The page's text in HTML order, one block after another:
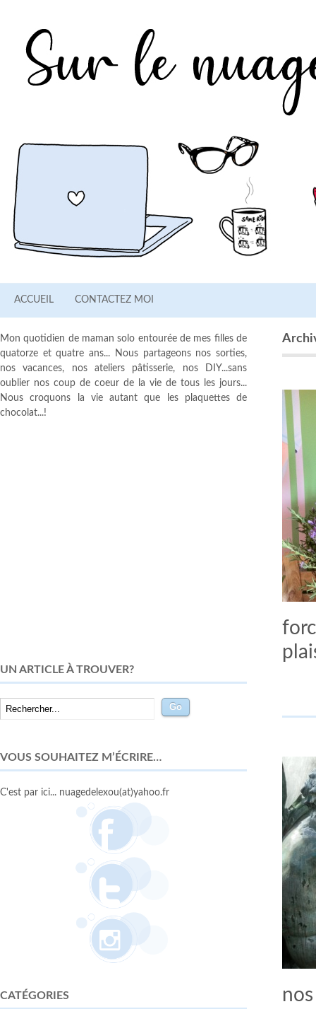
ACCUEIL CONTACTEZ MOI
Mon quotidien de maman solo entourée de mes filles de
quatorze et quatre ans... Nous partageons nos sorties,
nos vacances, nos ateliers pâtisserie, nos DIY...sans
oublier nos coup de coeur de la vie de tous les jours...
Nous croquons la vie autant que les plaquettes de
chocolat...!
UN ARTICLE À TROUVER?
VOUS SOUHAITEZ M’ÉCRIRE…
C'est par ici... nuagedelexou(at)yahoo.fr
CATÉGORIES